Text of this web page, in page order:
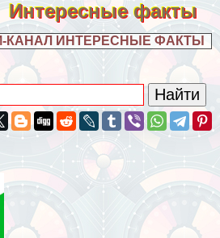
Интересные факты
КАНАЛ ИНТЕРЕСНЫЕ ФАКТЫ